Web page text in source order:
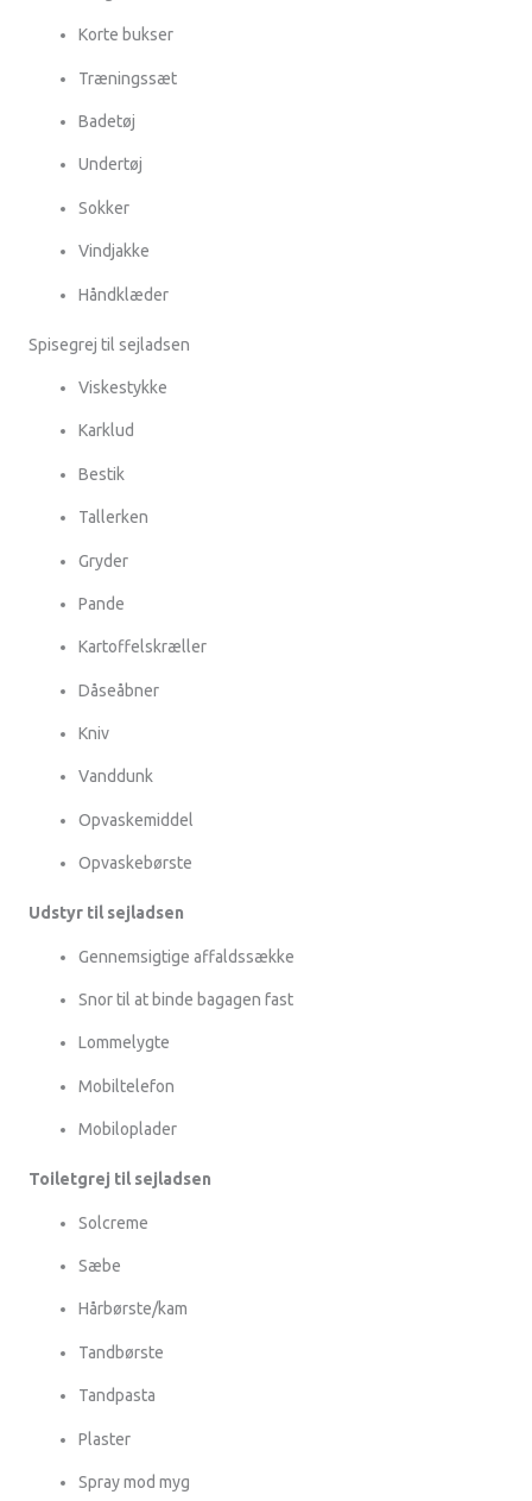
Korte bukser
Træningssæt
Badetøj
Undertøj
Sokker
Vindjakke
Håndklæder
Spisegrej til sejladsen
Viskestykke
Karklud
Bestik
Tallerken
Gryder
Pande
Kartoffelskræller
Dåseåbner
Kniv
Vanddunk
Opvaskemiddel
Opvaskebørste
Udstyr til sejladsen
Gennemsigtige affaldssække
Snor til at binde bagagen fast
Lommelygte
Mobiltelefon
Mobiloplader
Toiletgrej til sejladsen
Solcreme
Sæbe
Hårbørste/kam
Tandbørste
Tandpasta
Plaster
Spray mod myg